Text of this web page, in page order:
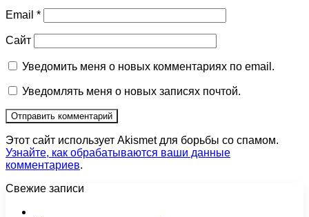
Email *
Сайт
Уведомить меня о новых комментариях по email.
Уведомлять меня о новых записях почтой.
Этот сайт использует Akismet для борьбы со спамом.
Узнайте, как обрабатываются ваши данные
комментариев.
Свежие записи